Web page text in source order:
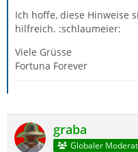
Ich hoffe, diese Hinweise
hilfreich. :schlaumeier:
Viele Grüsse
Fortuna Forever
graba
Globaler